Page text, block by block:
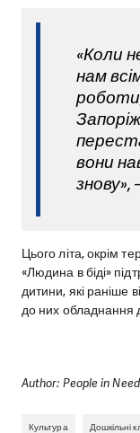
«Коли
нам
вони
знову»,
Цього літа, окрім
«Людина в біді»
дитини, які раніше
до них обладнання
Author: People in Need
Культура Дошкільні